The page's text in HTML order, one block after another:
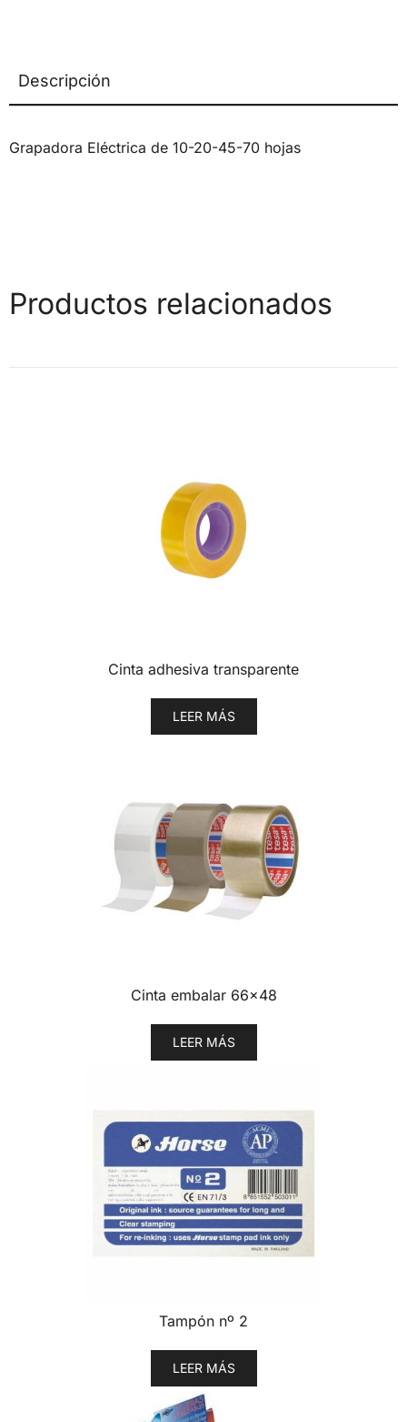
Descripción
Grapadora Eléctrica de 10-20-45-70 hojas
Productos relacionados
Cinta adhesiva transparente
LEER MÁS
Cinta embalar 66×48
LEER MÁS
Tampón nº 2
LEER MÁS